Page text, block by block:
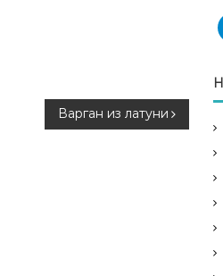
Варган из латуни